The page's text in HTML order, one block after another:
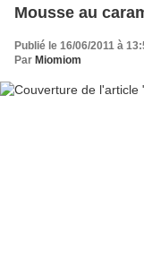
Mousse au
Publié le 16/06/2011 à
Par Miomiom